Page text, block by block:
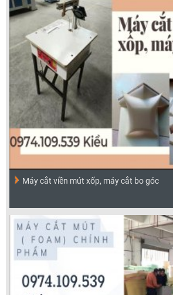
Máy cắt viền mút xốp, máy cắt bo góc